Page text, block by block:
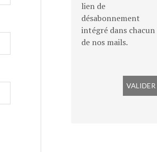
lien de
désabonnement
intégré dans chacun
de nos mails.